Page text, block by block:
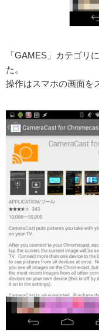
「GAMES」カテゴリ
た。
操作はスマホの画面を